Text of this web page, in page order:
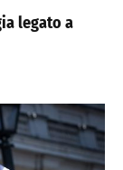
legato a